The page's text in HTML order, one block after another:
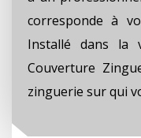
corresponde à
Installé dans la
Couverture
zinguerie sur qui